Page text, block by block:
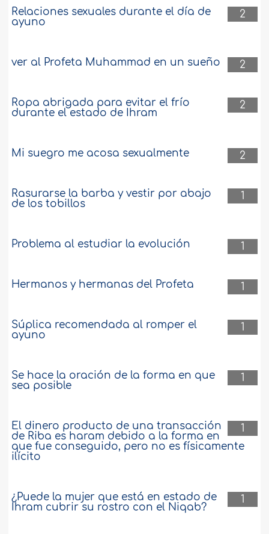
2
Relaciones sexuales durante el día de
ayuno
2
ver al Profeta Muhammad en un sueño
2
Ropa abrigada para evitar el frío
durante el estado de Ihram
2
Mi suegro me acosa sexualmente
1
Rasurarse la barba y vestir por abajo
de los tobillos
1
Problema al estudiar la evolución
1
Hermanos y hermanas del Profeta
1
Súplica recomendada al romper el
ayuno
1
Se hace la oración de la forma en que
sea posible
1
El dinero producto de una transacción
de Riba es haram debido a la forma en
que fue conseguido, pero no es físicamente
ilícito
1
¿Puede la mujer que está en estado de
Ihram cubrir su rostro con el Niqab?